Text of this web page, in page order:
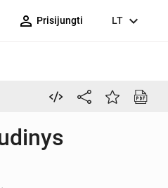
person_outline Prisijungti LT expand_more